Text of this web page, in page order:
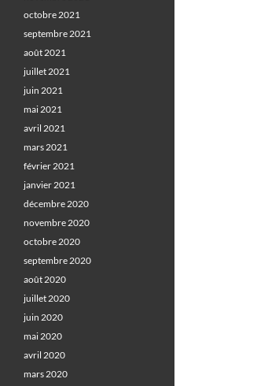
octobre 2021
septembre 2021
août 2021
juillet 2021
juin 2021
mai 2021
avril 2021
mars 2021
février 2021
janvier 2021
décembre 2020
novembre 2020
octobre 2020
septembre 2020
août 2020
juillet 2020
juin 2020
mai 2020
avril 2020
mars 2020